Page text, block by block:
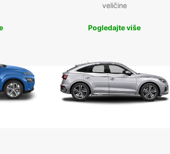
veličine
Pogledajte više